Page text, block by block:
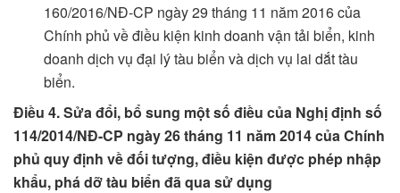
160/2016/NĐ-CP ngày 29 tháng 11 năm 2016 của
Chính phủ về điều kiện kinh doanh vận tải biển, kinh
doanh dịch vụ đại lý tàu biển và dịch vụ lai dắt tàu
biển.
Điều 4. Sửa đổi, bổ sung một số điều của Nghị định số
114/2014/NĐ-CP ngày 26 tháng 11 năm 2014 của Chính
phủ quy định về đối tượng, điều kiện được phép nhập
khẩu, phá dỡ tàu biển đã qua sử dụng